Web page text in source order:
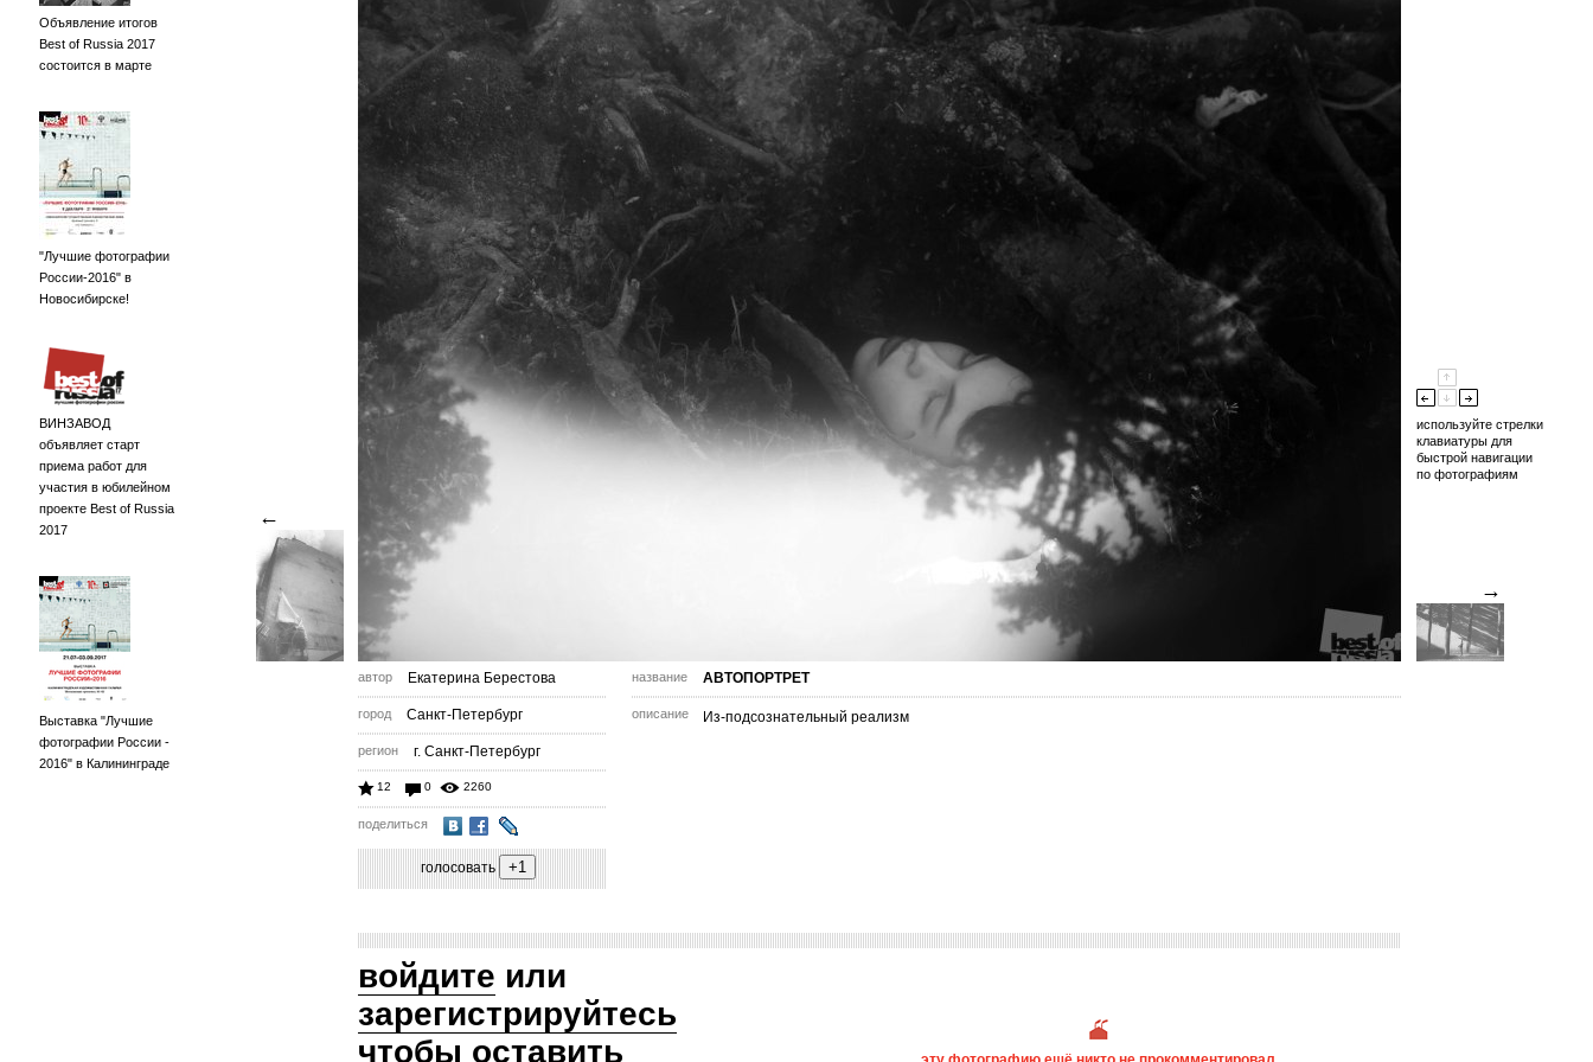
Объявление итогов
Best of Russia 2017
состоится в марте
"Лучшие фотографии
России-2016" в
Новосибирске!
ВИНЗАВОД
объявляет старт
приема работ для
участия в юбилейном
проекте Best of Russia
2017
Выставка "Лучшие
фотографии России -
2016" в Калининграде
←
→
используйте стрелки
клавиатуры для
быстрой навигации
по фотографиям
автор Екатерина Берестова
город Санкт-Петербург
регион г. Санкт-Петербург
12 0 2260
поделиться
голосовать
название АВТОПОРТРЕТ
описание Из-подсознательный реализм
войдите или
зарегистрируйтесь
чтобы оставить